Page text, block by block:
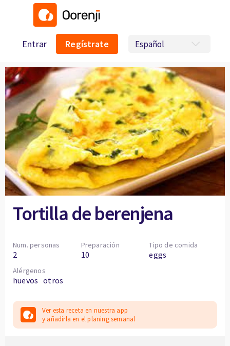
Entrar Regístrate
Tortilla de berenjena
Num. personas
2
Preparación
10
Tipo de comida
eggs
Alérgenos
huevos otros
Ver esta receta en nuestra app
y añadirla en el planing semanal